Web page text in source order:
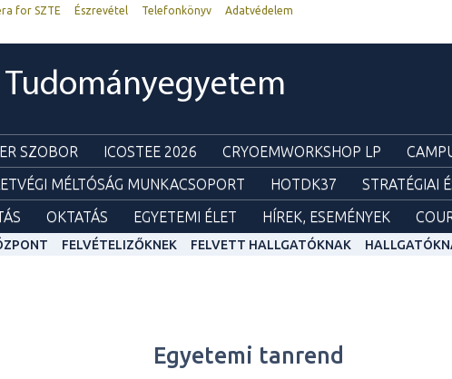
for SZTE Észrevétel Telefonkönyv
Adatvédelem
Tudományegyetem
SZOBOR ICOSTEE 2026 CRYOEMWORKSHOP LP
MÉLTÓSÁG MUNKACSOPORT HOTDK37 STRATÉGIAI
OKTATÁS EGYETEMI ÉLET HÍREK, ESEMÉNYEK
FELVÉTELIZŐKNEK FELVETT HALLGATÓKNAK
Egyetemi tanrend